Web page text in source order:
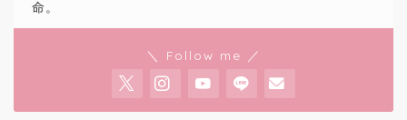
命。
＼ Follow me ／